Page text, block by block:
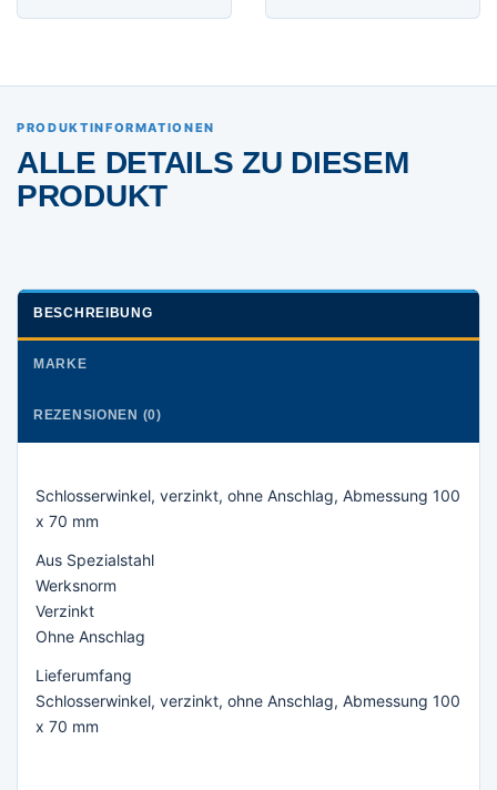
PRODUKTINFORMATIONEN
ALLE DETAILS ZU DIESEM
PRODUKT
BESCHREIBUNG
MARKE
REZENSIONEN (0)
Schlosserwinkel, verzinkt, ohne Anschlag, Abmessung 100
x 70 mm
Aus Spezialstahl
Werksnorm
Verzinkt
Ohne Anschlag
Lieferumfang
Schlosserwinkel, verzinkt, ohne Anschlag, Abmessung 100
x 70 mm